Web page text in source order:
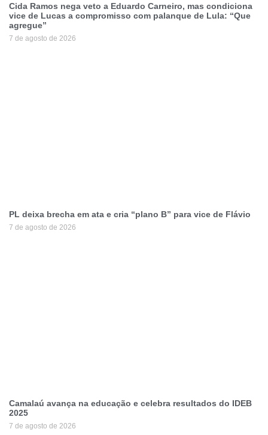
Cida Ramos nega veto a Eduardo Carneiro, mas condiciona
vice de Lucas a compromisso com palanque de Lula: “Que
agregue”
7 de agosto de 2026
PL deixa brecha em ata e cria “plano B” para vice de Flávio
7 de agosto de 2026
Camalaú avança na educação e celebra resultados do IDEB
2025
7 de agosto de 2026